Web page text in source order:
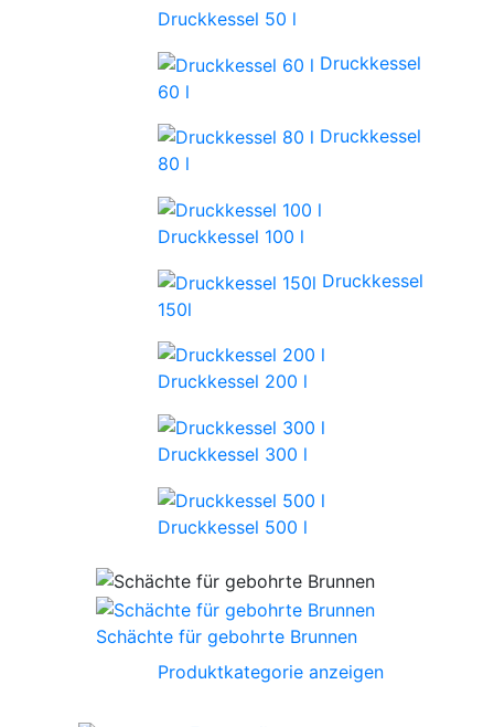
Druckkessel 50 l
Druckkessel
60 l
Druckkessel
80 l
Druckkessel 100 l
Druckkessel
150l
Druckkessel 200 l
Druckkessel 300 l
Druckkessel 500 l
Schächte für gebohrte Brunnen
Produktkategorie anzeigen